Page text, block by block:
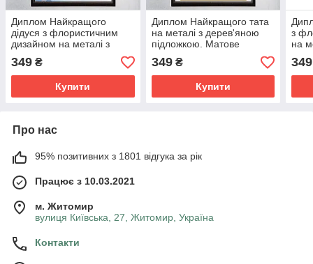
Диплом Найкращого
дідуся з флористичним
дизайном на металі з
дерев'яною підложкою.
Матове покриття
349 ₴
Купити
Диплом Найкращого тата
на металі з дерев'яною
підложкою. Матове
покриття
349₴
Купити
з
на
349
Про нас
95% позитивних з 1801 відгука за рік
Працює з 10.03.2021
м. Житомир
вулиця Київська, 27, Житомир, Україна
Контакти